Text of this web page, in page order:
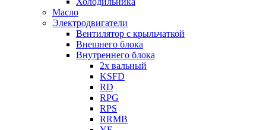
Масло
Электродвигатели
Вентилятор с крыльчаткой
Внешнего блока
Внутреннего блока
2х вальный
KSFD
RD
RPG
RPS
RRMB